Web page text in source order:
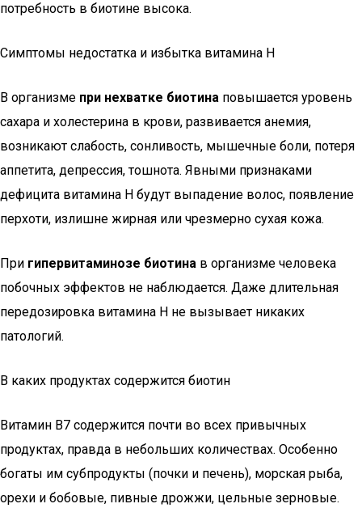
потребность в биотине высока.
Симптомы недостатка и избытка витамина Н
В организме при нехватке биотина повышается уровень
сахара и холестерина в крови, развивается анемия,
возникают слабость, сонливость, мышечные боли, потеря
аппетита, депрессия, тошнота. Явными признаками
дефицита витамина H будут выпадение волос, появление
перхоти, излишне жирная или чрезмерно сухая кожа.
При гипервитаминозе биотина в организме человека
побочных эффектов не наблюдается. Даже длительная
передозировка витамина Н не вызывает никаких
патологий.
В каких продуктах содержится биотин
Витамин B7 содержится почти во всех привычных
продуктах, правда в небольших количествах. Особенно
богаты им субпродукты (почки и печень), морская рыба,
орехи и бобовые, пивные дрожжи, цельные зерновые.